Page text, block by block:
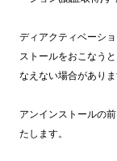
ディアクティベーシ
ストールをおこなう
なえない場合がありま
アンインストールの
たします。